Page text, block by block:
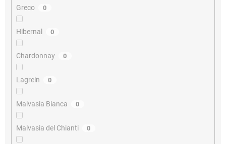
Greco 0
Hibernal 0
Chardonnay 0
Lagrein 0
Malvasia Bianca 0
Malvasia del Chianti 0